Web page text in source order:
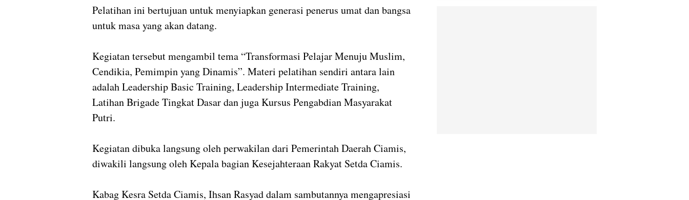
Pelatihan ini bertujuan untuk menyiapkan generasi penerus umat dan bangsa
untuk masa yang akan datang.
Kegiatan tersebut mengambil tema “Transformasi Pelajar Menuju Muslim,
Cendikia, Pemimpin yang Dinamis”. Materi pelatihan sendiri antara lain
adalah Leadership Basic Training, Leadership Intermediate Training,
Latihan Brigade Tingkat Dasar dan juga Kursus Pengabdian Masyarakat
Putri.
Kegiatan dibuka langsung oleh perwakilan dari Pemerintah Daerah Ciamis,
diwakili langsung oleh Kepala bagian Kesejahteraan Rakyat Setda Ciamis.
Kabag Kesra Setda Ciamis, Ihsan Rasyad dalam sambutannya mengapresiasi